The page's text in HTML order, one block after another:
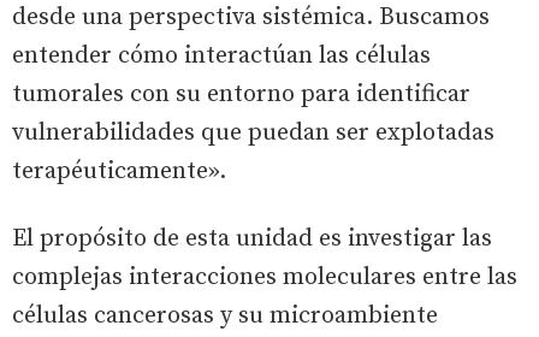
desde una perspectiva sistémica. Buscamos
entender cómo interactúan las células
tumorales con su entorno para identificar
vulnerabilidades que puedan ser explotadas
terapéuticamente».
El propósito de esta unidad es investigar las
complejas interacciones moleculares entre las
células cancerosas y su microambiente